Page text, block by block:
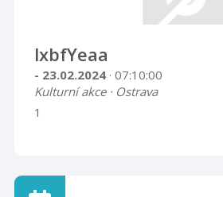
lxbfYeaa
- 23.02.2024 · 07:10:00
Kulturní akce · Ostrava
1